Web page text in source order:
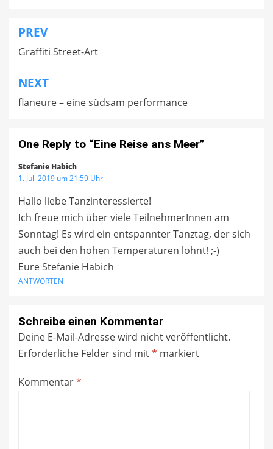
Beitragsnavigation
PREV
Graffiti Street-Art
NEXT
flaneure – eine südsam performance
One Reply to “Eine Reise ans Meer”
Stefanie Habich
1. Juli 2019 um 21:59 Uhr
Hallo liebe Tanzinteressierte!
Ich freue mich über viele TeilnehmerInnen am
Sonntag! Es wird ein entspannter Tanztag, der sich
auch bei den hohen Temperaturen lohnt! ;-)
Eure Stefanie Habich
ANTWORTEN
Schreibe einen Kommentar
Deine E-Mail-Adresse wird nicht veröffentlicht.
Erforderliche Felder sind mit* markiert
Kommentar*